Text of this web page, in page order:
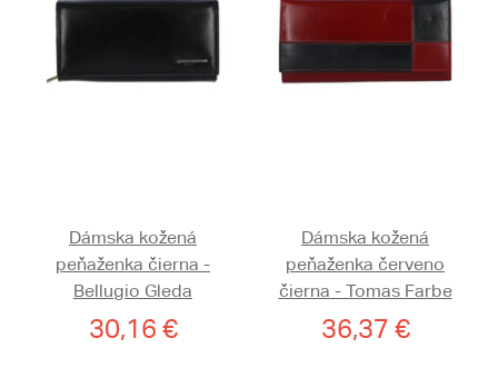
Dámska kožená
peňaženka čierna -
Bellugio Gleda
30,16 €
Dámska kožená
peňaženka červeno
čierna - Tomas Farbe
36,37 €